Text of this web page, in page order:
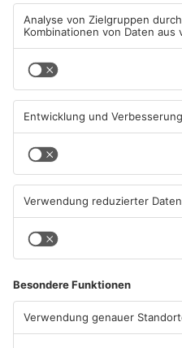
im Main-Kinzig-Kreis und in
Hanau
KINZIG-KREIS